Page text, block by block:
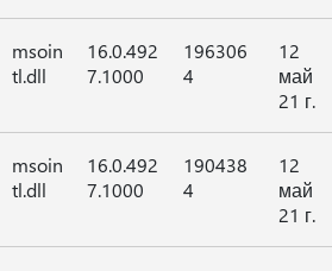
msoin
tl.dll
16.0.492
7.1000
196306
4
12
май
21 г.
msoin
tl.dll
16.0.492
7.1000
190438
4
12
май
21 г.